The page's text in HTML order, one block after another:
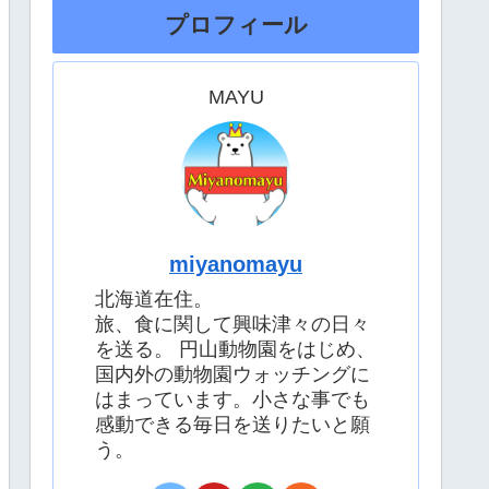
プロフィール
MAYU
miyanomayu
北海道在住。
旅、食に関して興味津々の日々
を送る。 円山動物園をはじめ、
国内外の動物園ウォッチングに
はまっています。小さな事でも
感動できる毎日を送りたいと願
う。